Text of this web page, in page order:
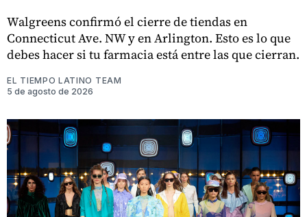
Walgreens confirmó el cierre de tiendas en
Connecticut Ave. NW y en Arlington. Esto es lo que
debes hacer si tu farmacia está entre las que cierran.
EL TIEMPO LATINO TEAM
5 de agosto de 2026